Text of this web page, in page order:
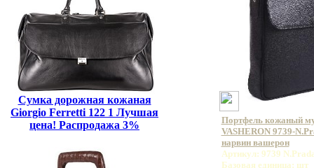
Сумка дорожная кожаная
Giorgio Ferretti 122 1 Лучшая
цена! Распродажа 3%
Портфель кожаный
VASHERON 9739-
нарвин вашерон
Артикул: 9739
Базовая единица: шт